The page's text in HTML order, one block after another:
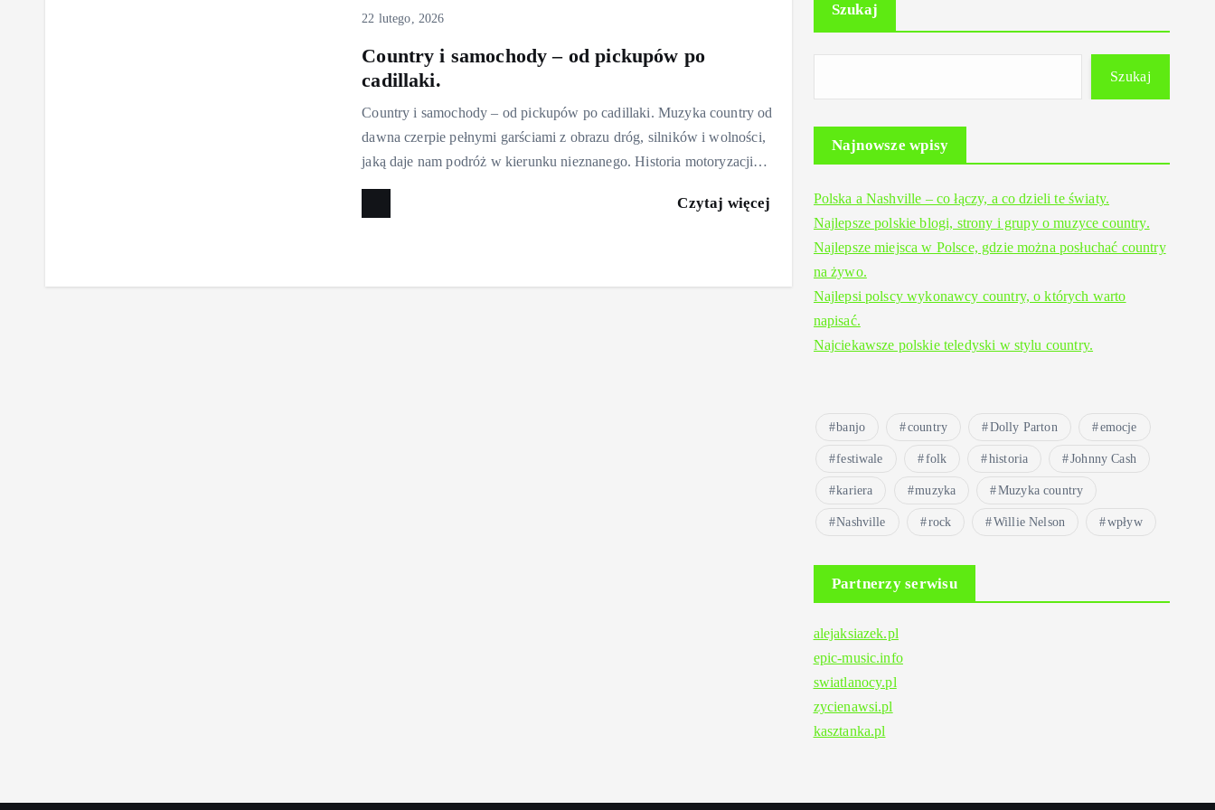
22 lutego, 2026
Country i samochody – od pickupów po
cadillaki.
Country i samochody – od pickupów po cadillaki. Muzyka country od
dawna czerpie pełnymi garściami z obrazu dróg, silników i wolności,
jaką daje nam podróż w kierunku nieznanego. Historia motoryzacji…
Czytaj więcej
Szukaj
Szukaj
Najnowsze wpisy
Polska a Nashville – co łączy, a co dzieli te światy.
Najlepsze polskie blogi, strony i grupy o muzyce country.
Najlepsze miejsca w Polsce, gdzie można posłuchać country
na żywo.
Najlepsi polscy wykonawcy country, o których warto
napisać.
Najciekawsze polskie teledyski w stylu country.
banjo country Dolly Parton emocje
festiwale folk historia Johnny Cash
kariera muzyka Muzyka country
Nashville rock Willie Nelson wpływ
Partnerzy serwisu
alejaksiazek.pl
epic-music.info
swiatlanocy.pl
zycienawsi.pl
kasztanka.pl